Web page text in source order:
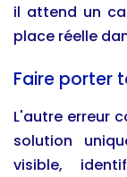
il attend un
place réelle
Faire porter
L'autre erreur
solution
visible,